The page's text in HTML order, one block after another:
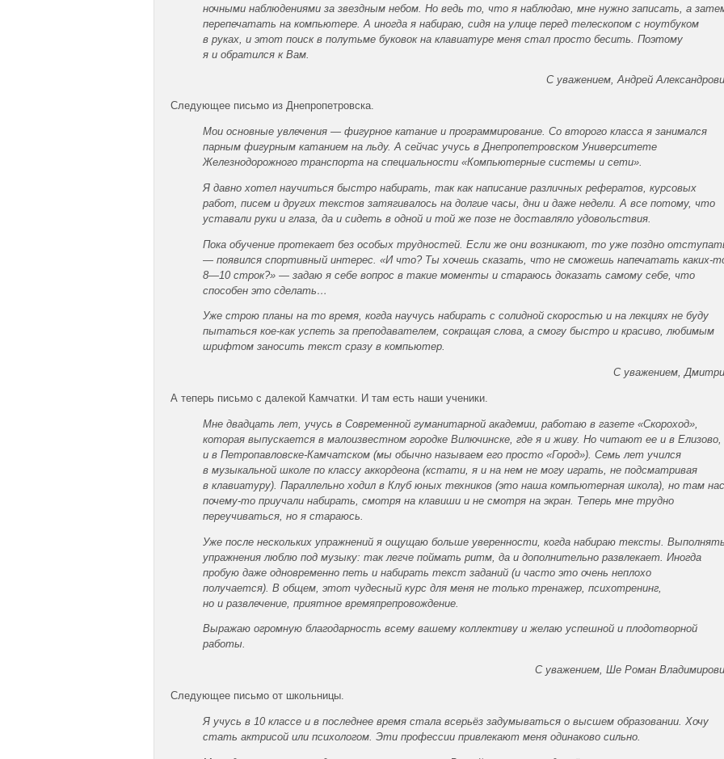
ночными наблюдениями за звездным небом. Но ведь то, что я наблюдаю, мне нужно записать, а
перепечатать на компьютере. А иногда я набираю, сидя на улице перед телескопом с ноутбуком
в руках, и этот поиск в полутьме буковок на клавиатуре меня стал просто бесить. Поэтому
я и обратился к Вам.
С уважением, Андрей
Следующее письмо из Днепропетровска.
Мои основные увлечения — фигурное катание и программирование. Со второго класса я занимался
парным фигурным катанием на льду. А сейчас учусь в Днепропетровском Университете
Железнодорожного транспорта на специальности «Компьютерные системы и сети».
Я давно хотел научиться быстро набирать, так как написание различных рефератов, курсовых
работ, писем и других текстов затягивалось на долгие часы, дни и даже недели. А все потому, что
уставали руки и глаза, да и сидеть в одной и той же позе не доставляло удовольствия.
Пока обучение протекает без особых трудностей. Если же они возникают, то уже поздно
— появился спортивный интерес. «И что? Ты хочешь сказать, что не сможешь напечатать каких-
8—10 строк?» — задаю я себе вопрос в такие моменты и стараюсь доказать самому себе, что
способен это сделать…
Уже строю планы на то время, когда научусь набирать с солидной скоростью и на лекциях не буду
пытаться кое-как успеть за преподавателем, сокращая слова, а смогу быстро и красиво, любимым
шрифтом заносить текст сразу в компьютер.
С уважением,
А теперь письмо с далекой Камчатки. И там есть наши ученики.
Мне двадцать лет, учусь в Современной гуманитарной академии, работаю в газете «Скороход»,
которая выпускается в малоизвестном городке Вилючинске, где я и живу. Но читают ее и в Елизово,
и в Петропавловске-Камчатском (мы обычно называем его просто «Город»). Семь лет учился
в музыкальной школе по классу аккордеона (кстати, я и на нем не могу играть, не подсматривая
в клавиатуру). Параллельно ходил в Клуб юных техников (это наша компьютерная школа), но там нас
почему-то приучали набирать, смотря на клавиши и не смотря на экран. Теперь мне трудно
переучиваться, но я стараюсь.
Уже после нескольких упражнений я ощущаю больше уверенности, когда набираю тексты. Выполнять
упражнения люблю под музыку: так легче поймать ритм, да и дополнительно развлекает. Иногда
пробую даже одновременно петь и набирать текст заданий (и часто это очень неплохо
получается). В общем, этот чудесный курс для меня не только тренажер, психотренинг,
но и развлечение, приятное времяпрепровождение.
Выражаю огромную благодарность всему вашему коллективу и желаю успешной и плодотворной
работы.
С уважением, Ше Роман
Следующее письмо от школьницы.
Я учусь в 10 классе и в последнее время стала всерьёз задумываться о высшем образовании. Хочу
стать актрисой или психологом. Эти профессии привлекают меня одинаково сильно.